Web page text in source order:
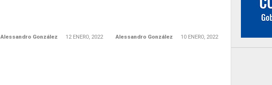
Alessandro González 12 ENERO, 2022 Alessandro González 10 ENERO, 2022